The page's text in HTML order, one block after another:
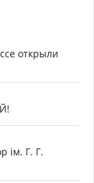
открыли
ім. Г. Г.